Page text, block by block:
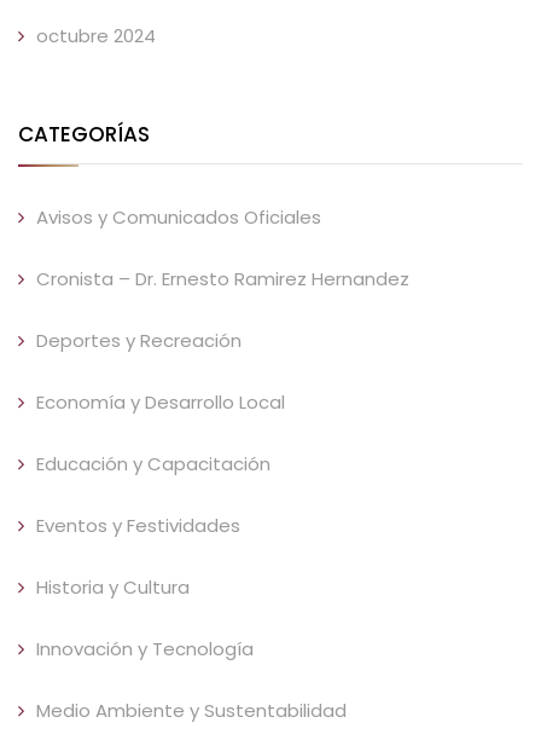
octubre 2024
CATEGORÍAS
Avisos y Comunicados Oficiales
Cronista – Dr. Ernesto Ramirez Hernandez
Deportes y Recreación
Economía y Desarrollo Local
Educación y Capacitación
Eventos y Festividades
Historia y Cultura
Innovación y Tecnología
Medio Ambiente y Sustentabilidad